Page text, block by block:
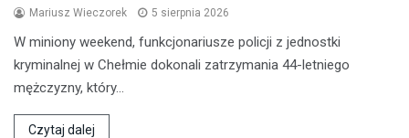
Mariusz Wieczorek 5 sierpnia 2026
W miniony weekend, funkcjonariusze policji z jednostki
kryminalnej w Chełmie dokonali zatrzymania 44-letniego
mężczyzny, który…
Czytaj dalej